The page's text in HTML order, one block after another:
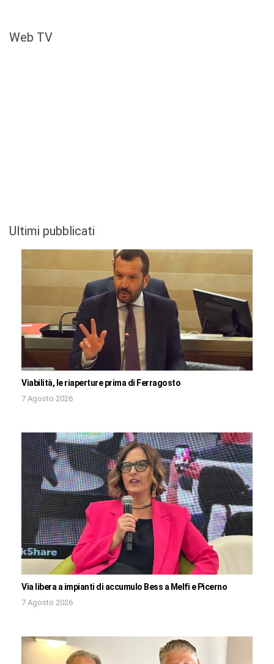
Web TV
Ultimi pubblicati
Viabilità, le riaperture prima di Ferragosto
7 Agosto 2026
Via libera a impianti di accumulo Bess a Melfi e Picerno
7 Agosto 2026